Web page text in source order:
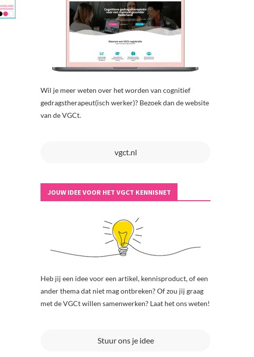
Wil je meer weten over het worden van cognitief
gedragstherapeut(isch werker)? Bezoek dan de website
van de VGCt.
vgct.nl
JOUW IDEE VOOR HET VGCT KENNISNET
Heb jij een idee voor een artikel, kennisproduct, of een
ander thema dat niet mag ontbreken? Of zou jij graag
met de VGCt willen samenwerken? Laat het ons weten!
Stuur ons je idee